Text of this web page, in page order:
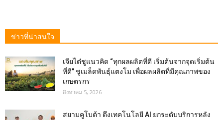
ข่าวที่น่าสนใจ
เจียไต๋ชูแนวคิด “ทุกผลผลิตที่ดี เริ่มต้นจากจุดเริ่มต้น
ที่ดี” ชูเมล็ดพันธุ์แตงโม เพื่อผลผลิตที่มีคุณภาพของ
เกษตรกร
สิงหาคม 5, 2026
สยามคูโบต้า ดึงเทคโนโลยี AI ยกระดับบริการหลัง